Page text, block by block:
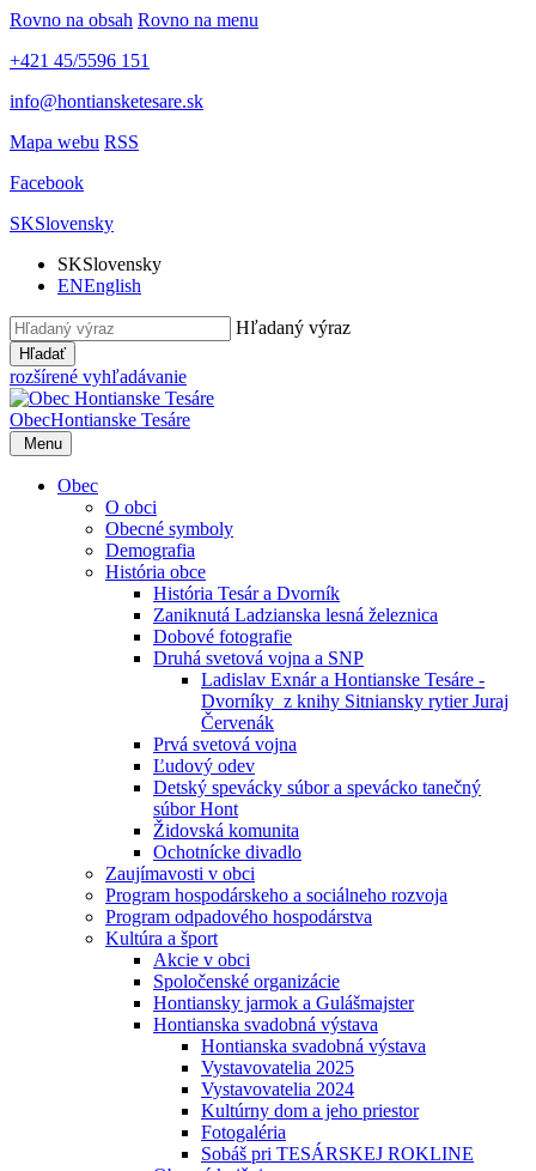
Rovno na obsah Rovno na menu
+421 45/5596 151
info@hontiansketesare.sk
Mapa webu RSS
Facebook
SKSlovensky
SKSlovensky
ENEnglish
Hľadaný výraz
Hľadať
rozšírené vyhľadávanie
ObecHontianske Tesáre
Menu
Obec
O obci
Obecné symboly
Demografia
História obce
História Tesár a Dvorník
Zaniknutá Ladzianska lesná železnica
Dobové fotografie
Druhá svetová vojna a SNP
Ladislav Exnár a Hontianske Tesáre -
Dvorníky z knihy Sitniansky rytier Juraj
Červenák
Prvá svetová vojna
Ľudový odev
Detský spevácky súbor a spevácko tanečný
súbor Hont
Židovská komunita
Ochotnícke divadlo
Zaujímavosti v obci
Program hospodárskeho a sociálneho rozvoja
Program odpadového hospodárstva
Kultúra a šport
Akcie v obci
Spoločenské organizácie
Hontiansky jarmok a Gulášmajster
Hontianska svadobná výstava
Hontianska svadobná výstava
Vystavovatelia 2025
Vystavovatelia 2024
Kultúrny dom a jeho priestor
Fotogaléria
Sobáš pri TESÁRSKEJ ROKLINE